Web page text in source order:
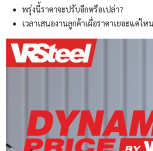
พรุ่งนี้ราคาจะปรับอีกหรือเปล่า?
เวลาเสนองานลูกค้าเผื่อราคาเยอะแค่ไ